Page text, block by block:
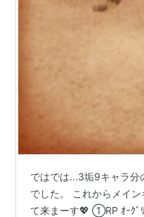
ではでは...3垢9キャラ分
でした。 これからメイ
て来まーす💖 ①RP ｵｰｸ